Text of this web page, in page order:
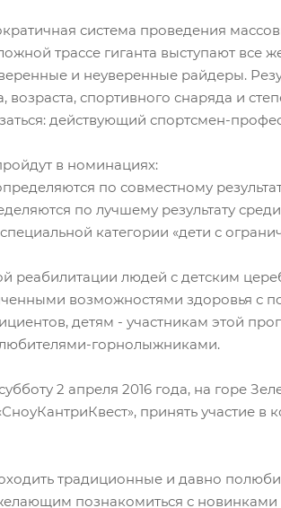
система проведения
трассе гиганта выступают
и неуверенные райдеры.
возраста, спортивного снаряда и
действующий спортсмен-
в номинациях:
по совместному
по лучшему результату
категории «дети с
реабилитации людей с детским
возможностями здоровья
детям - участникам этой
горнолыжниками.
2 апреля 2016 года, на горе
принять участие
традиционные и давно
познакомиться с